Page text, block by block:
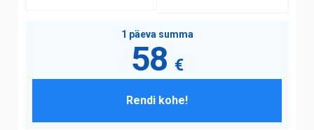
1 päeva summa
58 €
Rendi kohe!